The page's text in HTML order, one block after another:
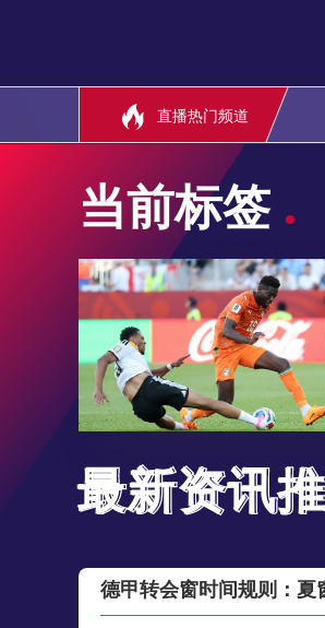
直播热门频道
当前标签
最新资讯
最新资讯
德甲转会窗时间规则：